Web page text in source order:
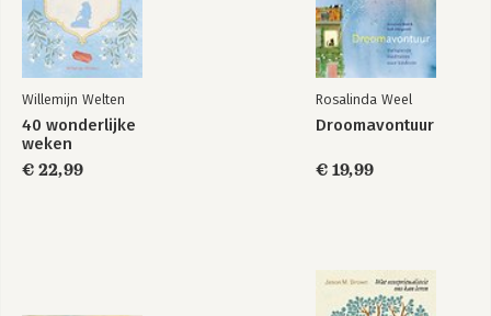
Willemijn Welten
40 wonderlijke
weken
€ 22,99
Rosalinda Weel
Droomavontuur
€ 19,99